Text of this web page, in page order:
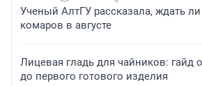
Ученый АлтГУ рассказала, ждать
комаров в августе
Лицевая гладь для чайников: гайд
до первого готового изделия